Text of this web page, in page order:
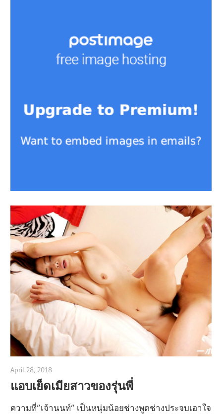
April 28, 2018
แอบเย็ดเมียสาวของรุ่นพี่
ความที่”เจ้านนท์” เป็นหนุ่มน้อยช่างพูดช่างประจบเอาใจ